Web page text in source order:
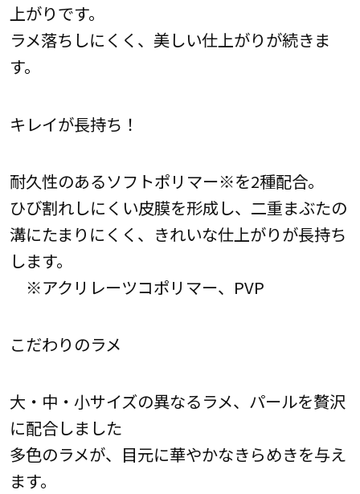
上がりです。
ラメ落ちしにくく、美しい仕上がりが続きま
す。
キレイが長持ち！
耐久性のあるソフトポリマー※を2種配合。
ひび割れしにくい皮膜を形成し、二重まぶたの
溝にたまりにくく、きれいな仕上がりが長持ち
します。
※アクリレーツコポリマー、PVP
こだわりのラメ
大・中・小サイズの異なるラメ、パールを贅沢
に配合しました
多色のラメが、目元に華やかなきらめきを与え
ます。